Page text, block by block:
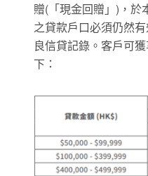
贈(「現金回贈」)，於
之貸款戶口必須仍然
良信貸記錄。客戶可
下：